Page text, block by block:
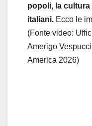
popoli, la cultura
italiani. Ecco le
(Fonte video:
Amerigo
America 2026)